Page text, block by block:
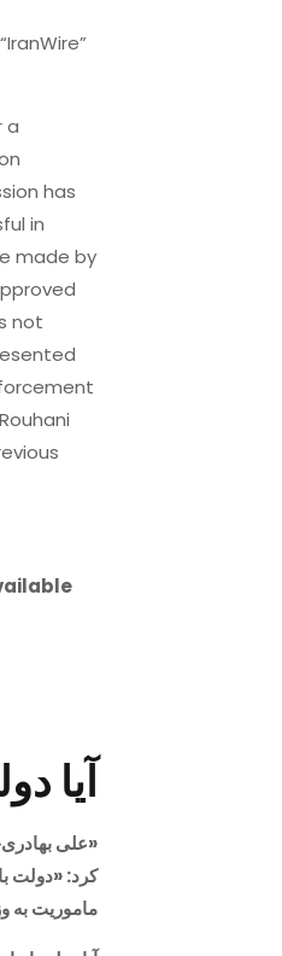
a
has
in
made by
not
آیا
«علی بهادری‌جهرمی»
کرد: «دولت
ماموریت به